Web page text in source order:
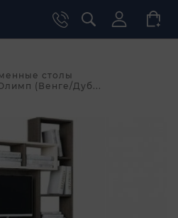
столы
(Венге/Дуб...